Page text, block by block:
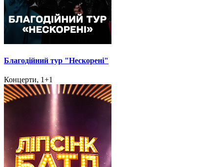
Благодійний тур "Нескорені"
Концерти, 1+1